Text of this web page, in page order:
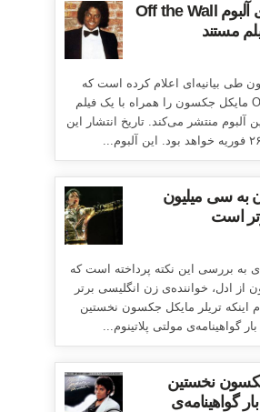
انتشار دوباره‌ی آلبوم Off the Wall
مستند
طی بیانیه‌ای اعلام کرده است که
آلبوم Off the Wall مایکل جکسون را همراه با یک فیلم
آلبوم منتشر می‌کند. تاریخ انتشار این
به سی میلیون
است
به بررسی این نکته پرداخته است که
از ادل، خواننده‌ی زن انگلیسی برتر
اینکه تریلر مایکل جکسون نخستین
نخستین
که ۳۰ بار گواهینامه‌ی